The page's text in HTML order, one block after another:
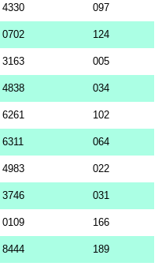
4330 097
0702 124
3163 005
4838 034
6261 102
6311 064
4983 022
3746 031
0109 166
8444 189